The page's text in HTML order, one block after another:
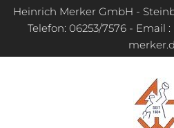
Heinrich Merker GmbH -
Telefon: 06253/7576 -